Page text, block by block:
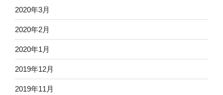
2020年3月
2020年2月
2020年1月
2019年12月
2019年11月